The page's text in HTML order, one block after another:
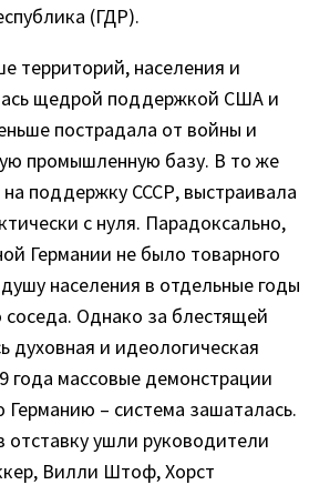
(ГДР).
территорий, населения и
щедрой поддержкой США и
пострадала от войны и
промышленную базу. В то же
поддержку СССР, выстраивала
с нуля. Парадоксально,
Германии не было товарного
населения в отдельные годы
соседа. Однако за блестящей
духовная и идеологическая
года массовые демонстрации
– система зашаталась.
отставку ушли руководители
Вилли Штоф, Хорст